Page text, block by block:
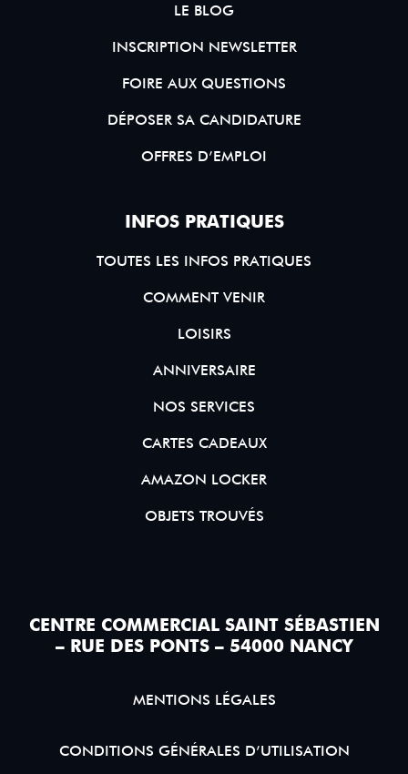
LE BLOG
INSCRIPTION NEWSLETTER
FOIRE AUX QUESTIONS
DÉPOSER SA CANDIDATURE
OFFRES D’EMPLOI
INFOS PRATIQUES
TOUTES LES INFOS PRATIQUES
COMMENT VENIR
LOISIRS
ANNIVERSAIRE
NOS SERVICES
CARTES CADEAUX
AMAZON LOCKER
OBJETS TROUVÉS
CENTRE COMMERCIAL SAINT SÉBASTIEN
– RUE DES PONTS – 54000 NANCY
MENTIONS LÉGALES
CONDITIONS GÉNÉRALES D’UTILISATION